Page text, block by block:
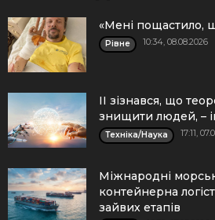
«Мені пощастило,
Рівне 10:34, 08.08.2026
ІІ зізнався, що
знищити людей, –
Техніка/Наука 17:11,
Міжнародні
контейнерна
зайвих етапів